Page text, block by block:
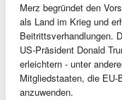
Merz begründet den
als Land im Krieg und
Beitrittsverhandlungen.
US-Präsident Donald
erleichtern - unter
Mitgliedstaaten, die
anzuwenden.